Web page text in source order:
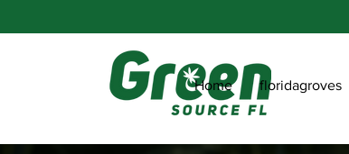
Home floridagroves